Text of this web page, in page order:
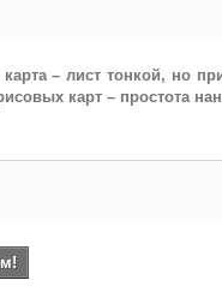
карта – лист тонкой, но
карт – простота